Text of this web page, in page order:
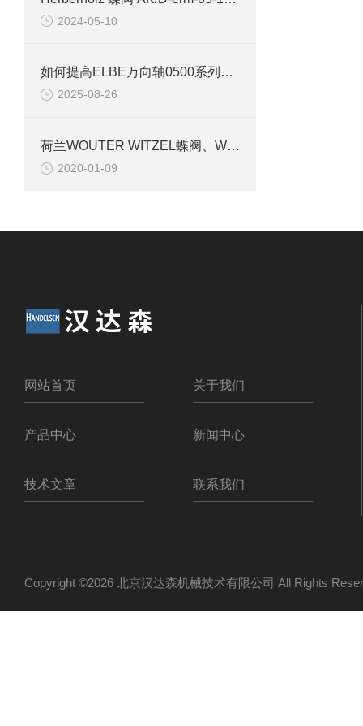
2024-05-10
如何提高ELBE万向轴0500系列的使用寿命？
2025-08-26
荷兰WOUTER WITZEL蝶阀、WOUTER WITZEL执行器
2020-01-09
网站首页 关于我们
产品中心 新闻中心
技术文章 联系我们
Copyright ©2026 北京汉达森机械技术有限公司 All Rights